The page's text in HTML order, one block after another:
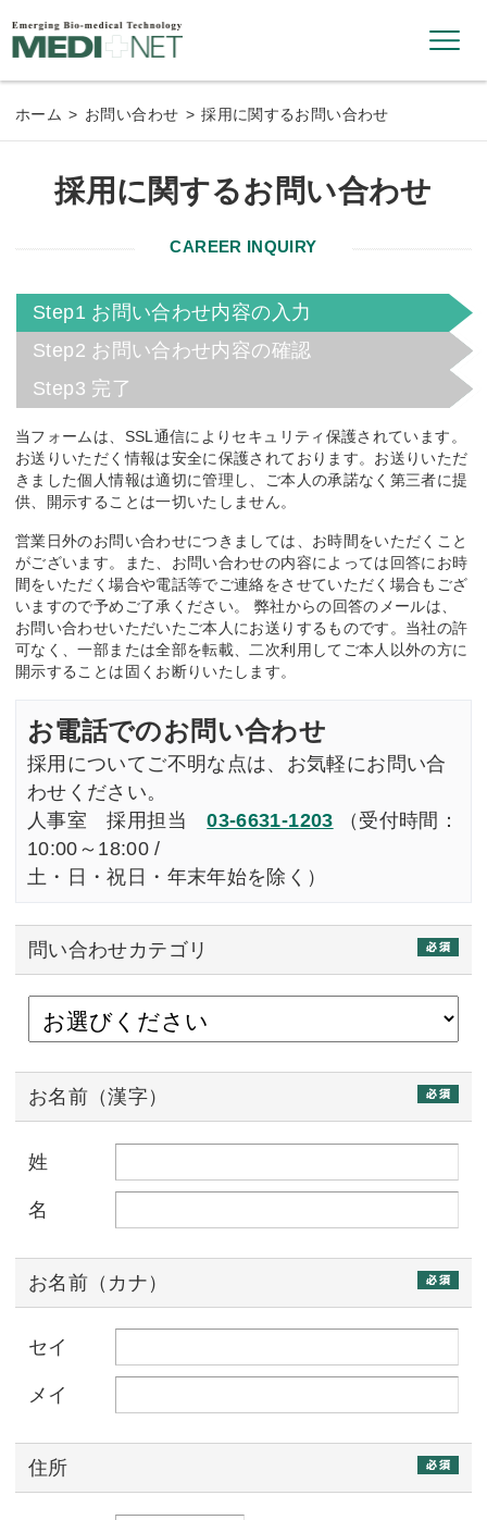
メ
ニ
ー
ホーム お問い合わせ 採用に関するお問い合わせ
採用に関するお問い合わせ
Step1 お問い合わせ内容の入力
Step2 お問い合わせ内容の確認
Step3 完了
当フォームは、SSL通信によりセキュリティ保護されています。
お送りいただく情報は安全に保護されております。お送りいただ
きました個人情報は適切に管理し、ご本人の承諾なく第三者に提
供、開示することは一切いたしません。
営業日外のお問い合わせにつきましては、お時間をいただくこと
がございます。また、お問い合わせの内容によっては回答にお時
間をいただく場合や電話等でご連絡をさせていただく場合もござ
いますので予めご了承ください。 弊社からの回答のメールは、
お問い合わせいただいたご本人にお送りするものです。当社の許
可なく、一部または全部を転載、二次利用してご本人以外の方に
開示することは固くお断りいたします。
お電話でのお問い合わせ
採用についてご不明な点は、お気軽にお問い合
わせください。
人事室 採用担当03-6631-1203 （受付時間：
10:00～18:00 /
土・日・祝日・年末年始を除く）
問い合わせカテゴリ
お名前（漢字）
姓
名
お名前（カナ）
セイ
メイ
住所